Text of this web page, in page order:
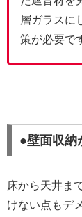
層ガラスに
策が必要で
●壁面収納
床から天井ま
けない点もデ